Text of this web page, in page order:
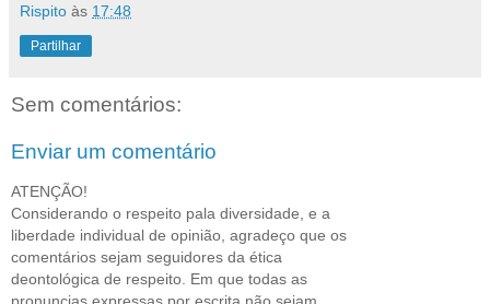
Rispito às 17:48
Partilhar
Sem comentários:
Enviar um comentário
ATENÇÃO!
Considerando o respeito pala diversidade, e a
liberdade individual de opinião, agradeço que os
comentários sejam seguidores da ética
deontológica de respeito. Em que todas as